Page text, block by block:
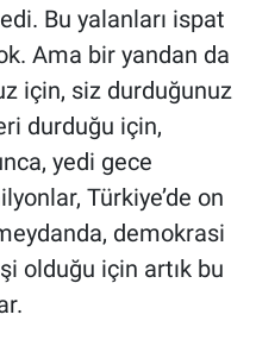
Bu yalanları ispat
Ama bir yandan da
için, siz durduğunuz
durduğu için,
yedi gece
Türkiye’de on
demokrasi
olduğu için artık bu